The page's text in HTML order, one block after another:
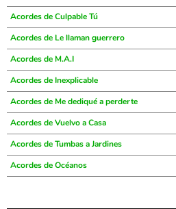
Acordes de Culpable Tú
Acordes de Le llaman guerrero
Acordes de M.A.I
Acordes de Inexplicable
Acordes de Me dediqué a perderte
Acordes de Vuelvo a Casa
Acordes de Tumbas a Jardines
Acordes de Océanos